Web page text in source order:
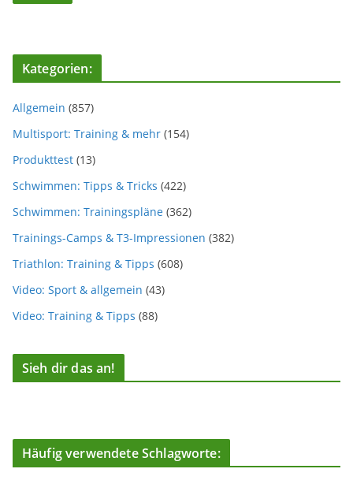
Kategorien:
Allgemein (857)
Multisport: Training & mehr (154)
Produkttest (13)
Schwimmen: Tipps & Tricks (422)
Schwimmen: Trainingspläne (362)
Trainings-Camps & T3-Impressionen (382)
Triathlon: Training & Tipps (608)
Video: Sport & allgemein (43)
Video: Training & Tipps (88)
Sieh dir das an!
Häufig verwendete Schlagworte: